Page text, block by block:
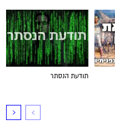
תודעת הנסתר